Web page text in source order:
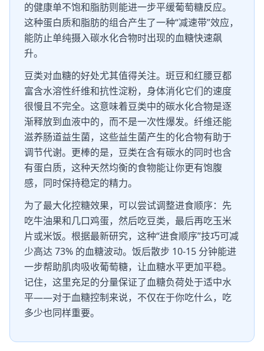
的健康单不饱和脂肪则能进一步平缓葡萄糖反应。
这种蛋白质和脂肪的组合产生了一种“减速带”效应，
能防止单纯摄入碳水化合物时出现的血糖快速飙
升。
豆类对血糖的好处尤其值得关注。斑豆和红腰豆都
富含水溶性纤维和抗性淀粉，身体消化它们的速度
很慢且不完全。这意味着豆类中的碳水化合物是逐
渐释放到血液中的，而不是一次性爆发。纤维还能
滋养肠道益生菌，这些益生菌产生的化合物有助于
调节代谢。更棒的是，豆类在含有碳水的同时也含
有蛋白质，这种天然均衡的食物能让你更有饱腹
感，同时保持稳定的精力。
为了最大化控糖效果，可以尝试调整进食顺序：先
吃牛油果和几口鸡蛋，然后吃豆类，最后再吃玉米
片或米饭。根据最新研究，这种“进食顺序”技巧可减
少高达 73% 的血糖波动。饭后散步 10-15 分钟能进
一步帮助肌肉吸收葡萄糖，让血糖水平更加平稳。
记住，这里充足的分量保证了血糖负荷处于适中水
平——对于血糖控制来说，不仅在于你吃什么，吃
多少也同样重要。